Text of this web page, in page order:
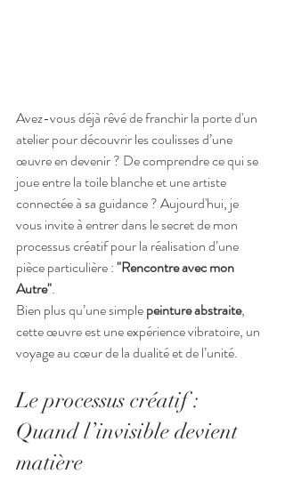
Avez-vous déjà rêvé de franchir la porte d'un
atelier pour découvrir les coulisses d’une
œuvre en devenir ? De comprendre ce qui se
joue entre la toile blanche et une artiste
connectée à sa guidance ? Aujourd'hui, je
vous invite à entrer dans le secret de mon
processus créatif pour la réalisation d’une
pièce particulière : "Rencontre avec mon
Autre".
Bien plus qu’une simple peinture abstraite,
cette œuvre est une expérience vibratoire, un
voyage au cœur de la dualité et de l’unité.
Le processus créatif :
Quand l’invisible devient
matière